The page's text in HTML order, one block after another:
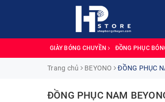
GIÀY BÓNG CHUYỀN ĐỒNG PHỤC
Trang chủ BEYONO ĐỒNG PHỤC
ĐỒNG PHỤC NAM